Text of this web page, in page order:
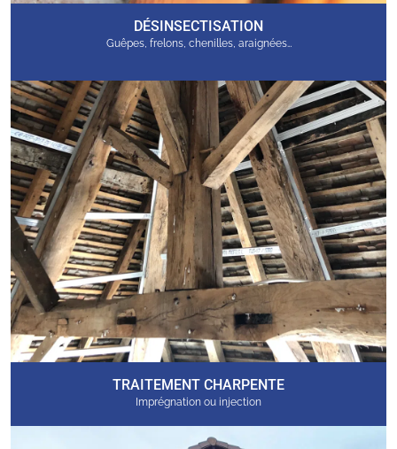
DÉSINSECTISATION
Guêpes, frelons, chenilles, araignées…
TRAITEMENT CHARPENTE
Imprégnation ou injection